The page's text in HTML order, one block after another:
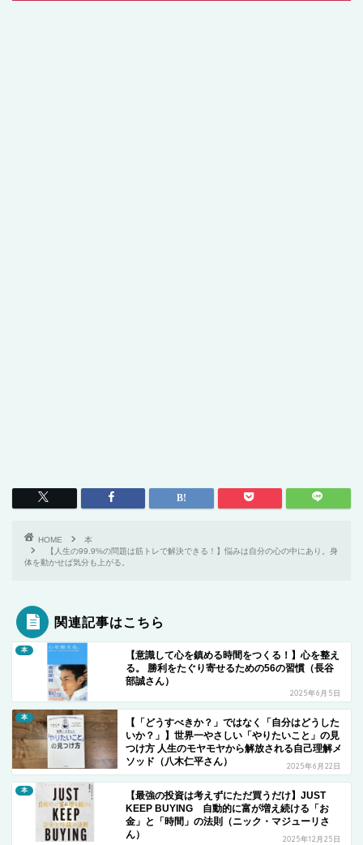
HOME
本
【人生の99.9%の問題は筋トレで解決できる！】悩みは自分の心の中にあり。身
体を動かせば気分も上がる。
関連記事はこちら
本
【意識して心を鎮める時間をつくる！】心を整え
る。 勝利をたぐり寄せるための56の習慣（長谷
部誠さん）
2025年6月5日
本
【「どうすべきか？」ではなく「自分はどうした
いか？」】世界一やさしい「やりたいこと」の見
つけ方 人生のモヤモヤから解放される自己理解メ
ソッド（八木仁平さん）
2025年6月22日
本
【最強の投資は考えずにただ買うだけ】JUST
KEEP BUYING 自動的に富が増え続ける「お
金」と「時間」の法則（ニック・マジューリさ
ん）
2025年12月25日